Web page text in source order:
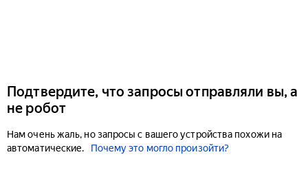
Подтвердите, что запросы отправляли вы, а
не робот
Нам очень жаль, но запросы с вашего устройства похожи на
автоматические.
Почему это могло произойти?